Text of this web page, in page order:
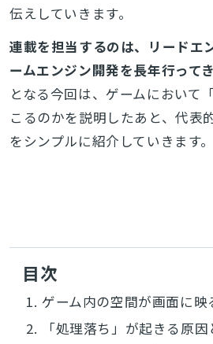
伝えしていきます。
連載を担当するのは、リードエ
ームエンジン開発を長年行って
となる今回は、ゲームにおいて
こるのかを説明したあと、代表
をシンプルに紹介していきます。
目次
1. ゲーム内の空間が画面に映
2.
「処理落ち」が起きる原因